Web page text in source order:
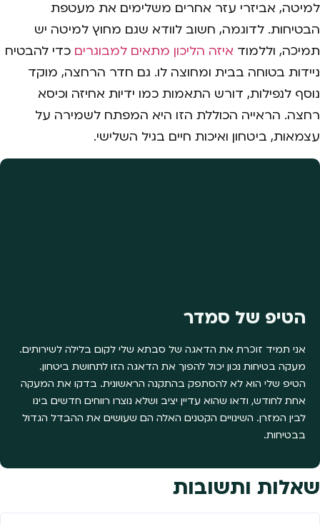
למיטה, אביזרי עזר אחרים משלימים את מעטפת
הבטיחות. לדוגמה, חשוב לוודא שגם מחוץ למיטה יש
תמיכה, וללמוד איזה הליכון מתאים למבוגרים כדי להבטיח
ניידות בטוחה בבית ומחוצה לו. גם חדר הרחצה, מוקד
נוסף לנפילות, דורש התאמות כמו ידיות אחיזה וכיסא
רחצה. הראייה הכוללת הזו היא המפתח לשמירה על
עצמאות, ביטחון ואיכות חיים בגיל השלישי.
הטיפ של סמדר
אני תמיד זוכרת את הדאגה של סבתא שלי לקום בלילה לשירותים.
מעקה בטיחות נכון יכול להפוך את הדאגה הזו לתחושת ביטחון.
הטיפ שלי הוא לא להסתפק בהתקנה הראשונית. בדקו את המעקה
אחת לחודש, ודאו שהוא עדיין יציב ושלא נוצרו רווחים חדשים בינו
לבין המזרן. השינויים הקטנים האלה הם שעושים את ההבדל הגדול
בבטיחות.
שאלות ותשובות